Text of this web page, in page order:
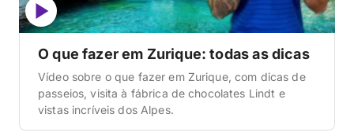
O que fazer em Zurique: todas as dicas
Vídeo sobre o que fazer em Zurique, com dicas de
passeios, visita à fábrica de chocolates Lindt e
vistas incríveis dos Alpes.